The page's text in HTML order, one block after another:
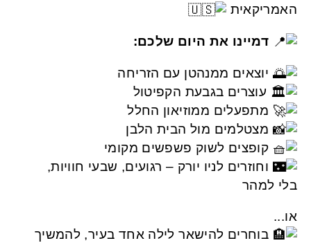
האמריקאית
דמיינו את היום שלכם:
יוצאים ממנהטן עם הזריחה
עוצרים בגבעת הקפיטול
מתפעלים ממוזיאון החלל
מצטלמים מול הבית הלבן
קופצים לשוק פשפשים מקומי
וחוזרים לניו יורק – רגועים, שבעי חוויות,
בלי למהר
או...
בוחרים להישאר לילה אחד בעיר, להמשיך